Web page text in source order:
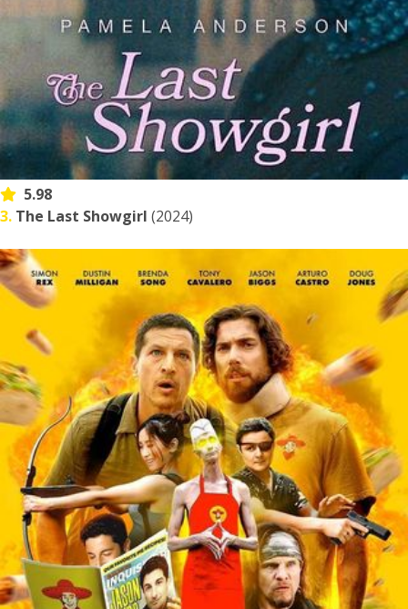
5.98
3. The Last Showgirl (2024)